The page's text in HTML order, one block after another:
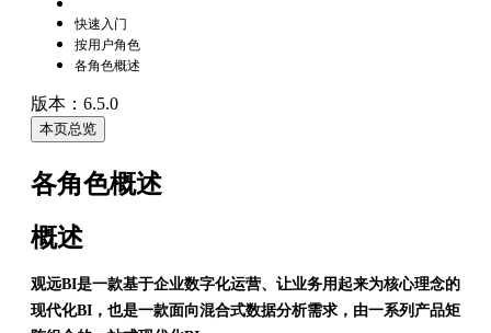
快速入门
按用户角色
各角色概述
版本：6.5.0
本页总览
各角色概述
概述
观远BI是一款基于企业数字化运营、让业务用起来为核心理念的
现代化BI，也是一款面向混合式数据分析需求，由一系列产品矩